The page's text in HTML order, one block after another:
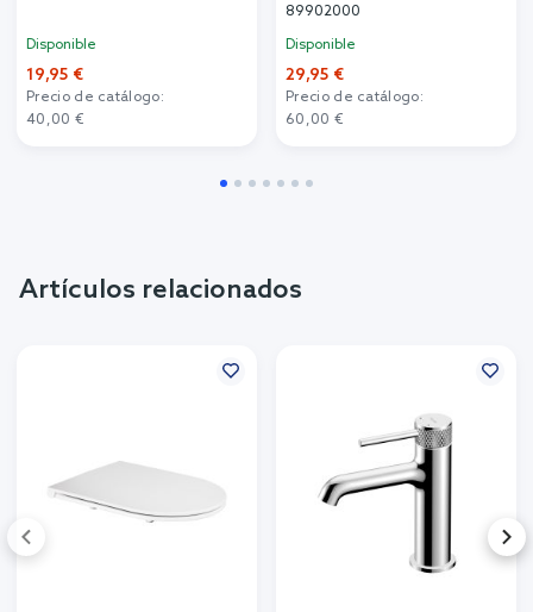
Disponible
19,95 €
Precio de catálogo:
40,00 €
89902000
Disponible
29,95 €
Precio de catálogo:
60,00 €
Artículos relacionados